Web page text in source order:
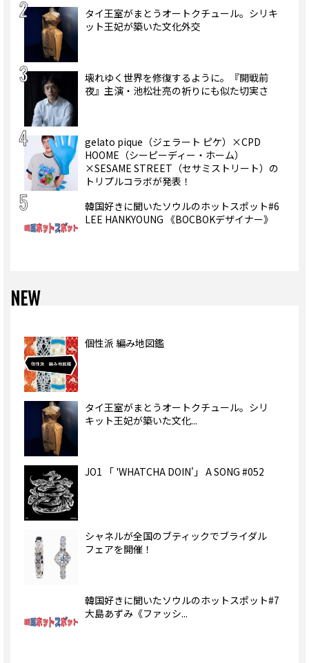
タイ王室がまとうオートクチュール。シリキ
ット王妃が築いた文化外交
壊れゆく世界を修復するように。『開戦前
夜』主演・池松壮亮の祈りにも似た切実さ
gelato pique（ジェラート ピケ）×CPD
HOOME（シーピーディー・ホーム）
×SESAME STREET（セサミストリート）の
トリプルコラボが発表！
韓国好きに聞いたソウルのホットスポット#6
LEE HANKYOUNG 《BOCBOKデザイナー》
NEW
個性派 編み地図鑑
タイ王室がまとうオートクチュール。シリ
キット王妃が築いた文化...
JO1 「 'WHATCHA DOIN'」 A SONG #052
シャネルが全国のブティックでブライダル
フェアを開催！
韓国好きに聞いたソウルのホットスポット#7
大島あずみ《ファッシ...